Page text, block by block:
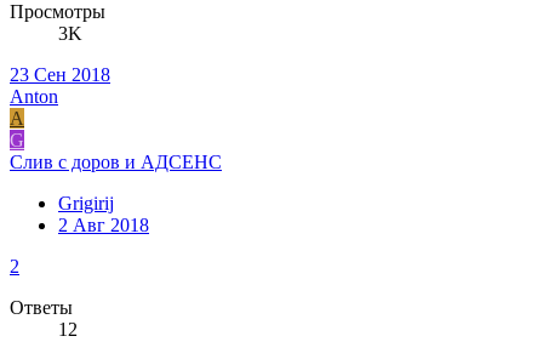
Просмотры
3K
23 Сен 2018
Anton
A
G
Слив с доров и АДСЕНС
Grigirij
2 Авг 2018
2
Ответы
12